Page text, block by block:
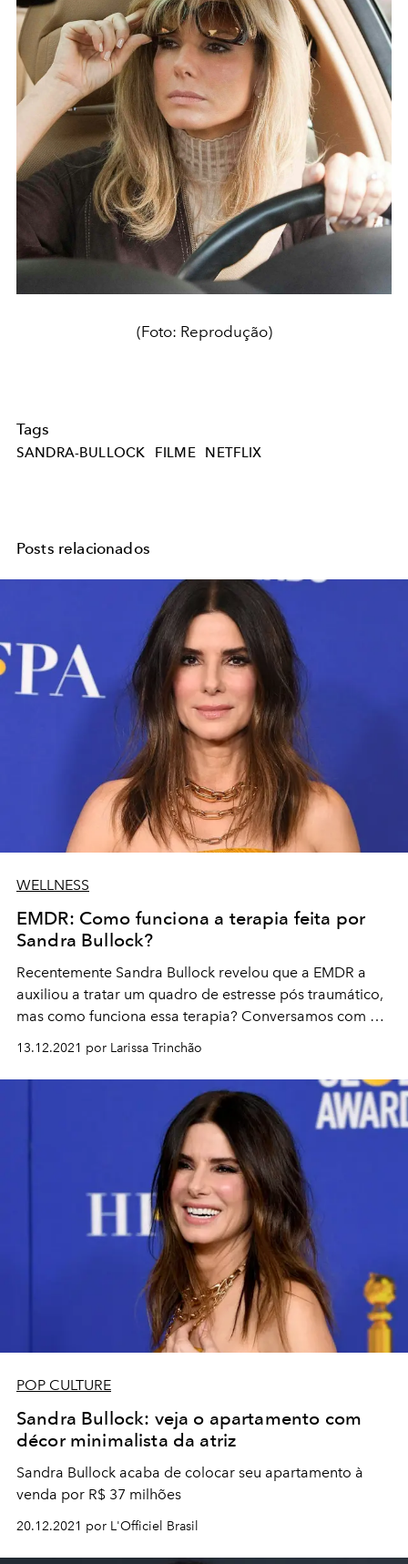
(Foto: Reprodução)
Tags
SANDRA-BULLOCK FILME NETFLIX
Posts relacionados
WELLNESS
EMDR: Como funciona a terapia feita por
Sandra Bullock?
Recentemente Sandra Bullock revelou que a EMDR a
auxiliou a tratar um quadro de estresse pós traumático,
mas como funciona essa terapia? Conversamos com um
13.12.2021 por Larissa Trinchão
POP CULTURE
Sandra Bullock: veja o apartamento com
décor minimalista da atriz
Sandra Bullock acaba de colocar seu apartamento à
venda por R$ 37 milhões
20.12.2021 por L'Officiel Brasil